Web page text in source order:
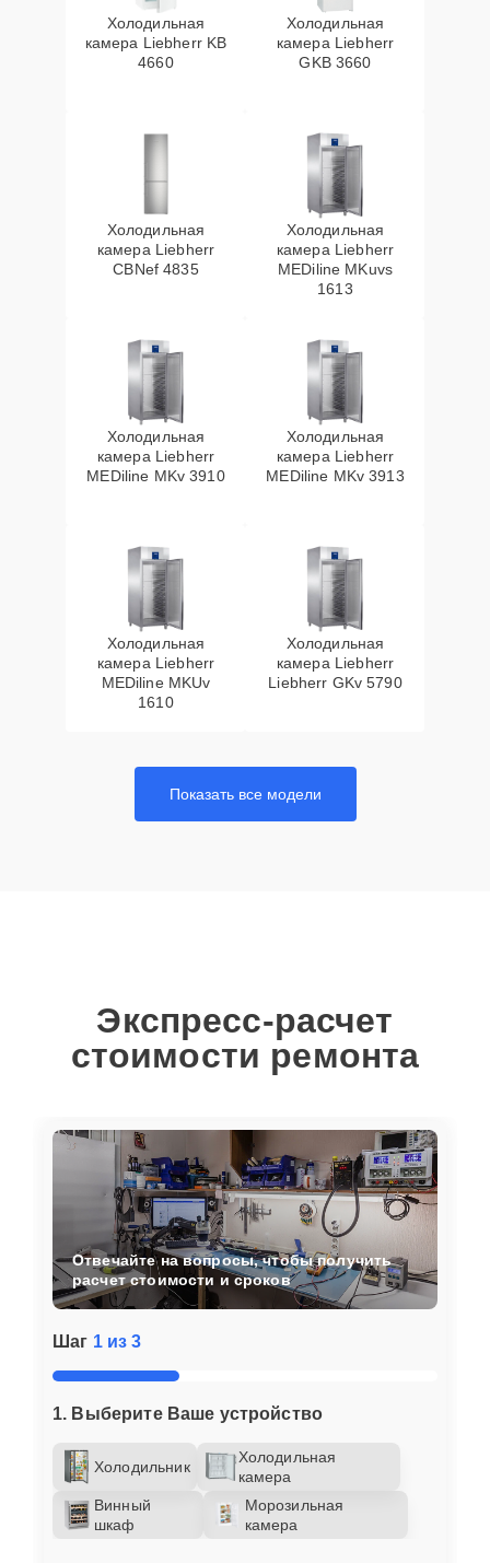
Холодильная
камера Liebherr KB
4660
Холодильная
камера Liebherr
GKB 3660
Холодильная
камера Liebherr
CBNef 4835
Холодильная
камера Liebherr
MEDiline MKuvs
1613
Холодильная
камера Liebherr
MEDiline MKv 3910
Холодильная
камера Liebherr
MEDiline MKv 3913
Холодильная
камера Liebherr
MEDiline MKUv
1610
Холодильная
камера Liebherr
Liebherr GKv 5790
Показать все модели
Экспресс-расчет
стоимости ремонта
Шаг 1 из 3
1. Выберите Ваше устройство
Холодильник
Холодильная
камера
Винный
шкаф
Морозильная
камера
Отвечайте на вопросы, чтобы получить
расчет стоимости и сроков